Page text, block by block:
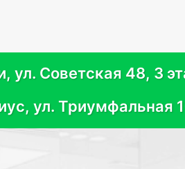
ул. Советская 48, 3
ул. Триумфальная